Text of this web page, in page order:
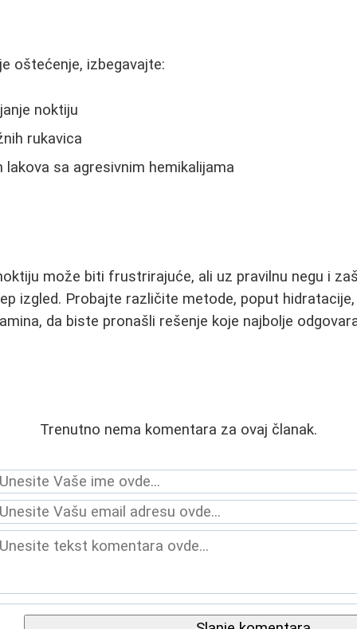
oštećenje, izbegavajte:
noktiju
rukavica
sa agresivnim hemikalijama
može biti frustrirajuće, ali uz pravilnu negu i
izgled. Probajte različite metode, poput
da biste pronašli rešenje koje najbolje
Trenutno nema komentara za ovaj članak.